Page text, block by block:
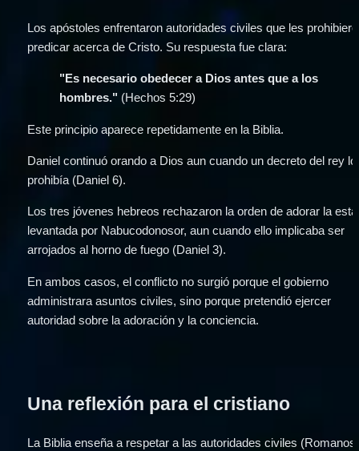
Los apóstoles enfrentaron autoridades civiles que les
predicar acerca de Cristo. Su respuesta fue clara:
"Es necesario obedecer a Dios antes que a los
hombres." (Hechos 5:29)
Este principio aparece repetidamente en la Biblia.
Daniel continuó orando a Dios aun cuando un decreto del rey lo
prohibía (Daniel 6).
Los tres jóvenes hebreos rechazaron la orden de adorar la
levantada por Nabucodonosor, aun cuando ello implicaba ser
arrojados al horno de fuego (Daniel 3).
En ambos casos, el conflicto no surgió porque el gobierno
administrara asuntos civiles, sino porque pretendió ejercer
autoridad sobre la adoración y la conciencia.
Una reflexión para el cristiano
La Biblia enseña a respetar a las autoridades civiles (Romanos